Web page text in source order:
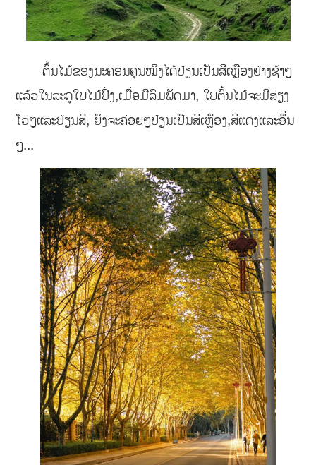
ຕົ້ນໄມ້ຂອງນະຄອນຄຸນໝິງໄດ້ປ່ຽນເປັນສີເຫຼືອງຢ່າງຊ້າໆ
ແລ້ວໃນລະດູໃບໄມ້ປົ່ງ,ເມື່ອມີລົມພັດມາ, ໃບຕົ້ນໄມ້ຈະມີສ່ຽງ
ໂວ່ໆແລະປ່ຽນສີ, ຍັງຈະຄ່ອຍໆປ່ຽນເປັນສີເຫຼືອງ,ສີແດງແລະອື່ນ
ໆ...